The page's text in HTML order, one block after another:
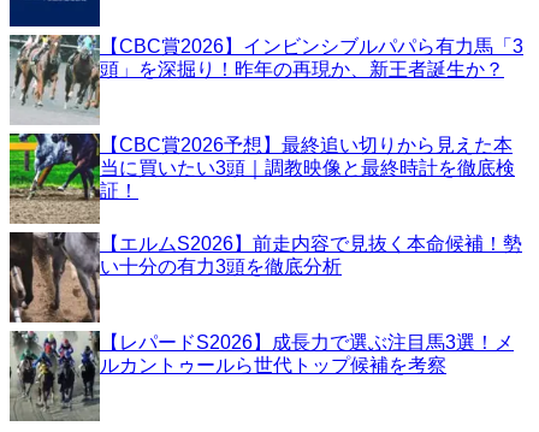
【CBC賞2026】インビンシブルパパら有力馬「3
頭」を深掘り！昨年の再現か、新王者誕生か？
【CBC賞2026予想】最終追い切りから見えた本
当に買いたい3頭｜調教映像と最終時計を徹底検
証！
【エルムS2026】前走内容で見抜く本命候補！勢
い十分の有力3頭を徹底分析
【レパードS2026】成長力で選ぶ注目馬3選！メ
ルカントゥールら世代トップ候補を考察